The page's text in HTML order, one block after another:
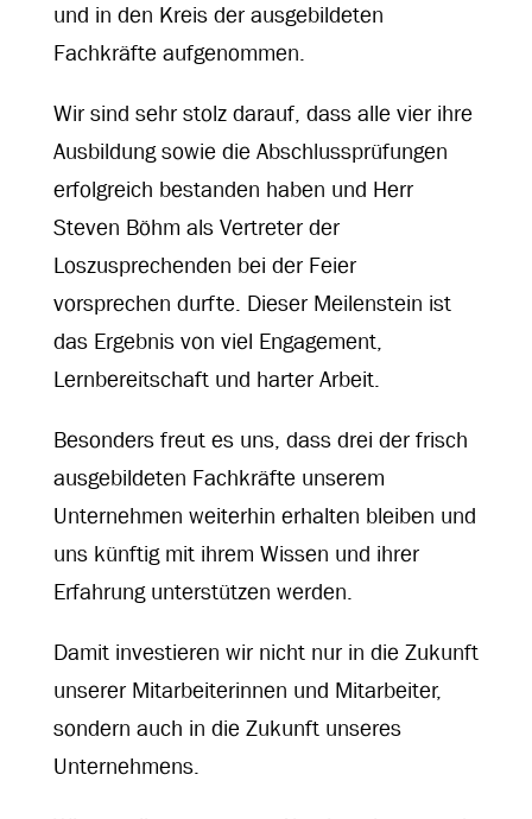
und in den Kreis der ausgebildeten
Fachkräfte aufgenommen.
Wir sind sehr stolz darauf, dass alle vier ihre
Ausbildung sowie die Abschlussprüfungen
erfolgreich bestanden haben und Herr
Steven Böhm als Vertreter der
Loszusprechenden bei der Feier
vorsprechen durfte. Dieser Meilenstein ist
das Ergebnis von viel Engagement,
Lernbereitschaft und harter Arbeit.
Besonders freut es uns, dass drei der frisch
ausgebildeten Fachkräfte unserem
Unternehmen weiterhin erhalten bleiben und
uns künftig mit ihrem Wissen und ihrer
Erfahrung unterstützen werden.
Damit investieren wir nicht nur in die Zukunft
unserer Mitarbeiterinnen und Mitarbeiter,
sondern auch in die Zukunft unseres
Unternehmens.